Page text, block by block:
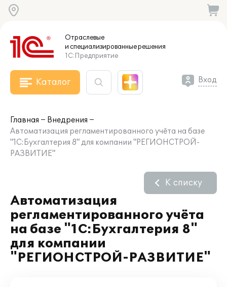
Отраслевые
и специализированныерешения
1С:Предприятие
Каталог Вход
Главная
Внедрения
Автоматизация регламентированного учёта на базе
"1С:Бухгалтерия 8" для компании "РЕГИОНСТРОЙ-
РАЗВИТИЕ"
Автоматизация
регламентированного учёта
на базе "1С:Бухгалтерия 8"
для компании
"РЕГИОНСТРОЙ-РАЗВИТИЕ"
К списку